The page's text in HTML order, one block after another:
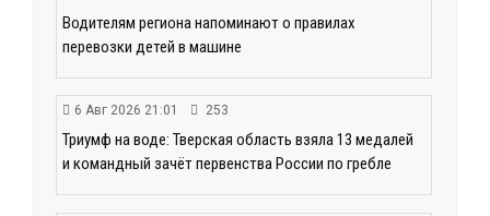
Водителям региона напоминают о правилах
перевозки детей в машине
6 Авг 2026 21:01 253
Триумф на воде: Тверская область взяла 13 медалей
и командный зачёт первенства России по гребле